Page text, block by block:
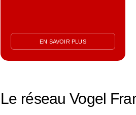
EN SAVOIR PLUS
Le réseau Vogel